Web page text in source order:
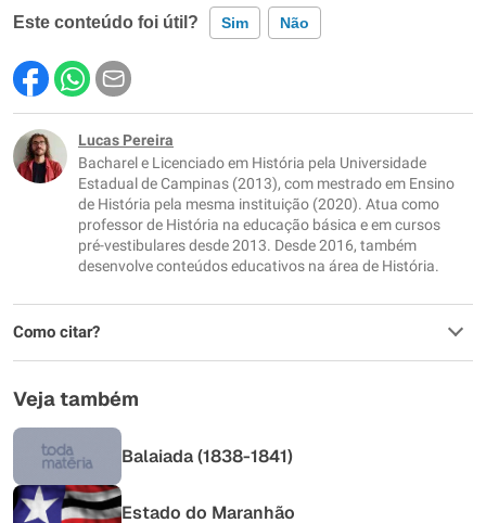
Este conteúdo foi útil? Sim Não
Este conteúdo contém informação incorreta
Este conteúdo não tem a informação que procuro
Outro
Lucas Pereira
Bacharel e Licenciado em História pela Universidade
Estadual de Campinas (2013), com mestrado em Ensino
de História pela mesma instituição (2020). Atua como
professor de História na educação básica e em cursos
pré-vestibulares desde 2013. Desde 2016, também
desenvolve conteúdos educativos na área de História.
Como citar?
Veja também
Balaiada (1838-1841)
Estado do Maranhão